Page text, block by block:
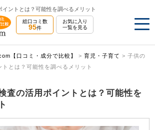
ントとは？可能性を調べるメリット
総口コミ数
95件
お気に入り
一覧を見る
【口コミ・成分で比較】 >育児・子育て >子供の
とは？可能性を調べるメリット
査の活用ポイントとは？可能性を